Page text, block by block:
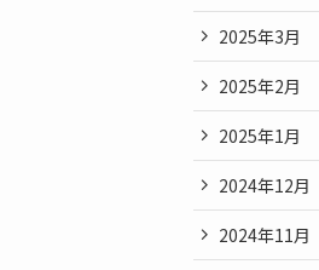
2025年3月
2025年2月
2025年1月
2024年12月
2024年11月